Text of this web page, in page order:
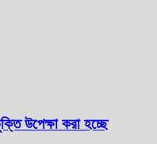
উপেক্ষা করা হচ্ছে